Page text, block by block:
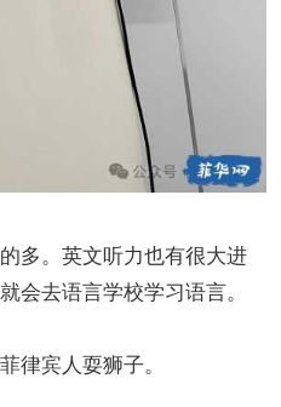
多。英文听力也有很大进
会去语言学校学习语言。
律宾人耍狮子。